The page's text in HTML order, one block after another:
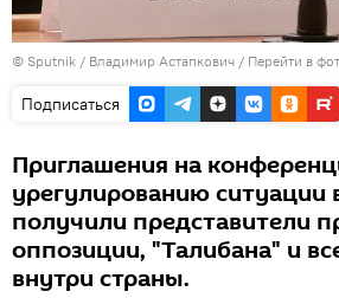
© Sputnik / Владимир Астапкович / Перейти в
Подписаться
Приглашения на
урегулированию ситуации
получили представители
оппозиции, "Талибана" и
внутри страны.